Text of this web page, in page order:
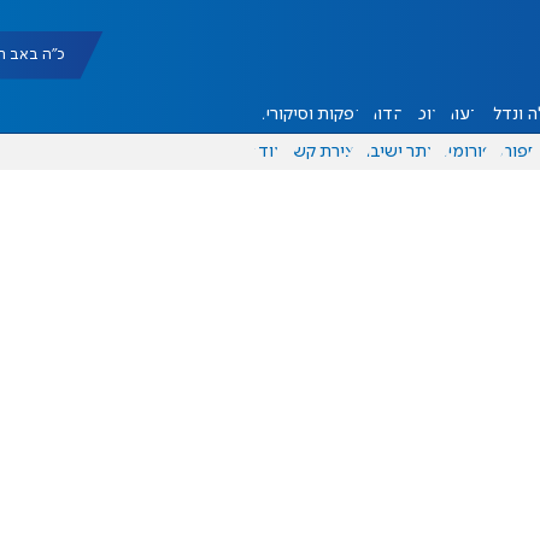
כ"ה באב תשפ"ו
ונדל"ן דעות אוכל יהדות הפקות וסיקורים
ספורט פורומים אתר ישיבה יצירת קשר עוד